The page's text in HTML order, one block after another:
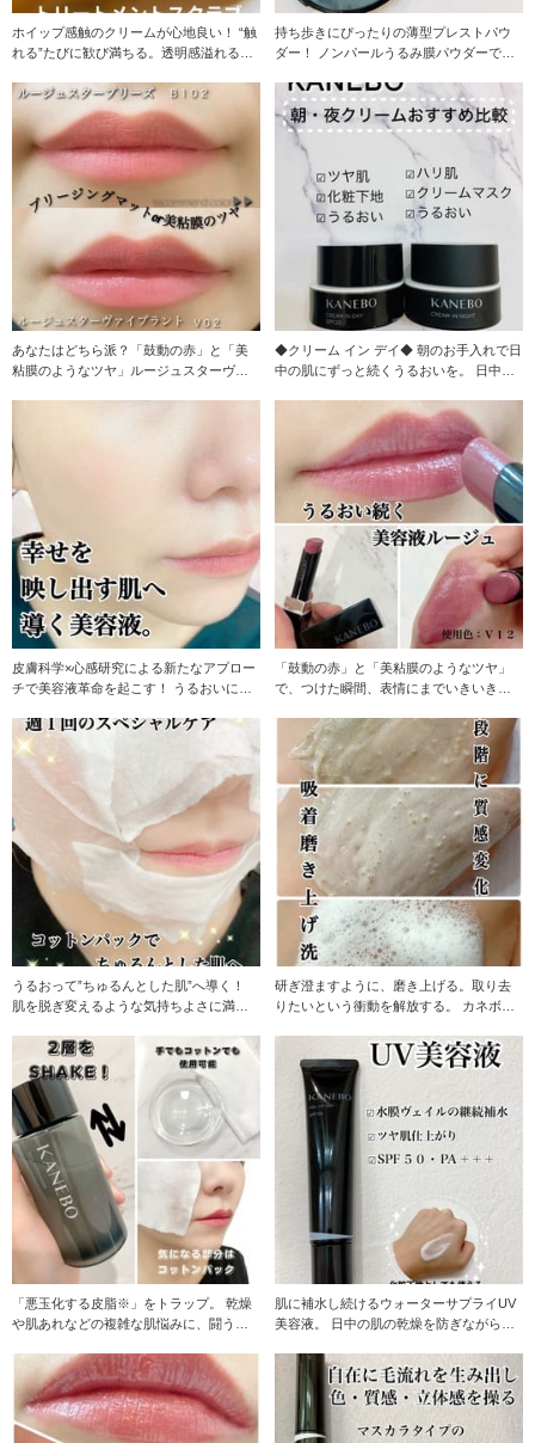
ホイップ感触のクリームが心地良い！ “触
れる”たびに歓び満ちる。透明感溢れるう
持ち歩きにぴったりの薄型プレストパウ
ダー！ ノンパールうるみ膜パウダーで、
あなたはどちら派？「鼓動の赤」と「美
粘膜のようなツヤ」ルージュスターヴァ
◆クリーム イン デイ◆ 朝のお手入れで日
中の肌にずっと続くうるおいを。 日中ず
皮膚科学×心感研究による新たなアプロー
チで美容液革命を起こす！ うるおいに導
「鼓動の赤」と「美粘膜のようなツヤ」
で、つけた瞬間、表情にまでいきいき感
うるおって”ちゅるんとした肌”へ導く！
肌を脱ぎ変えるような気持ちよさに満た
研ぎ澄ますように、磨き上げる。取り去
りたいという衝動を解放する。 カネボウ
「悪玉化する皮脂※」をトラップ。 乾燥
や肌あれなどの複雑な肌悩みに、闘う化
肌に補水し続けるウォーターサプライUV
美容液。 日中の肌の乾燥を防ぎながら、